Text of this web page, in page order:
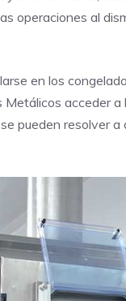
operaciones al
en los
acceder
pueden resolver